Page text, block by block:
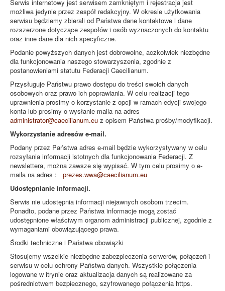
Serwis internetowy jest serwisem zamkniętym i rejestracja jest
możliwa jedynie przez zespół redakcyjny. W okresie użytkowania
serwisu będziemy zbierali od Państwa dane kontaktowe i dane
rozszerzone dotyczące zespołów i osób wyznaczonych do kontaktu
oraz inne dane dla nich specyficzne.
Podanie powyższych danych jest dobrowolne, aczkolwiek niezbędne
dla funkcjonowania naszego stowarzyszenia, zgodnie z
postanowieniami statutu Federacji Caecilianum.
Przysługuje Państwu prawo dostępu do treści swoich danych
osobowych oraz prawo ich poprawiania. W celu realizacji tego
uprawnienia prosimy o korzystanie z opcji w ramach edycji swojego
konta lub prosimy o wysłanie maila na adres
administrator@caecilianum.eu z opisem Państwa prośby/modyfikacji.
Wykorzystanie adresów e-mail.
Podany przez Państwa adres e-mail będzie wykorzystywany w celu
rozsyłania informacji istotnych dla funkcjonowania Federacji. Z
newslettera, można zawsze się wypisać. W tym celu prosimy o e-
maila na adres :
prezes.wwa@caecilianum.eu
Udostępnianie informacji.
Serwis nie udostępnia informacji niejawnych osobom trzecim.
Ponadto, podane przez Państwa informacje mogą zostać
udostępnione właściwym organom administracji publicznej, zgodnie z
wymaganiami obowiązującego prawa.
Środki techniczne i Państwa obowiązki
Stosujemy wszelkie niezbędne zabezpieczenia serwerów, połączeń i
serwisu w celu ochrony Państwa danych. Wszystkie połączenia
logowane w itrynie oraz aktualizacja danych są realizowane za
pośrednictwem bezpiecznego, szyfrowanego połączenia https.